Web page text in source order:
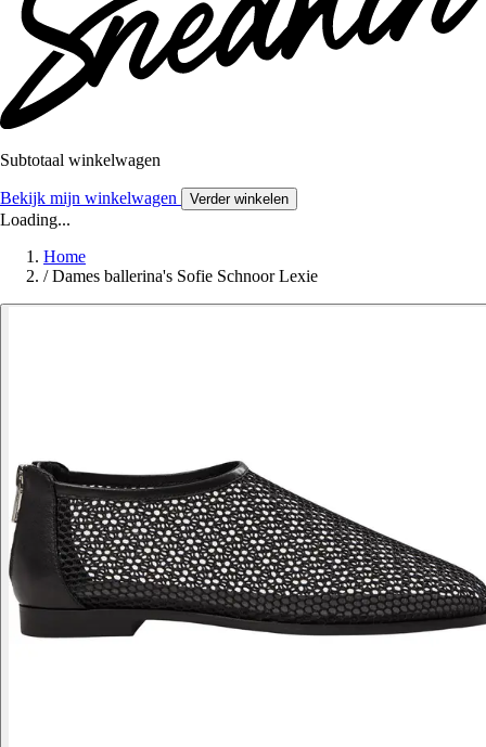
Subtotaal winkelwagen
Bekijk mijn winkelwagen Verder winkelen
Loading...
Home
/ Dames ballerina's Sofie Schnoor Lexie